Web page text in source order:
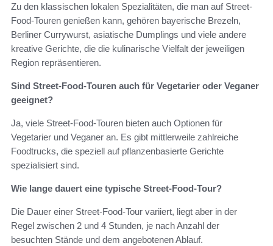
Zu den klassischen lokalen Spezialitäten, die man auf Street-
Food-Touren genießen kann, gehören bayerische Brezeln,
Berliner Currywurst, asiatische Dumplings und viele andere
kreative Gerichte, die die kulinarische Vielfalt der jeweiligen
Region repräsentieren.
Sind Street-Food-Touren auch für Vegetarier oder Veganer
geeignet?
Ja, viele Street-Food-Touren bieten auch Optionen für
Vegetarier und Veganer an. Es gibt mittlerweile zahlreiche
Foodtrucks, die speziell auf pflanzenbasierte Gerichte
spezialisiert sind.
Wie lange dauert eine typische Street-Food-Tour?
Die Dauer einer Street-Food-Tour variiert, liegt aber in der
Regel zwischen 2 und 4 Stunden, je nach Anzahl der
besuchten Stände und dem angebotenen Ablauf.